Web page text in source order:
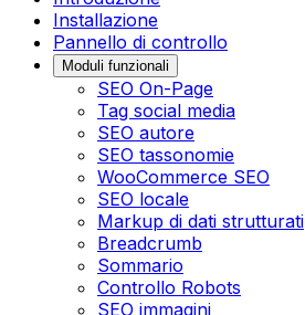
Installazione
Pannello di controllo
Moduli funzionali
SEO On-Page
Tag social media
SEO autore
SEO tassonomie
WooCommerce SEO
SEO locale
Markup di dati strutturati
Breadcrumb
Sommario
Controllo Robots
SEO immagini